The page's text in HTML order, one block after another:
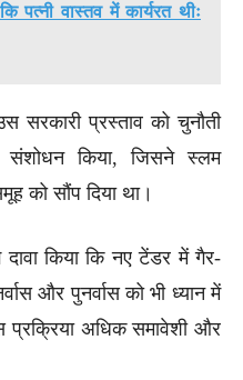
पत्नी वास्तव में कार्यरत थीः
सरकारी प्रस्ताव को चुनौती
किया, जिसने स्लम
को सौंप दिया था।
किया कि नए टेंडर में गैर-
और पुनर्वास को भी ध्यान में
प्रक्रिया अधिक समावेशी और